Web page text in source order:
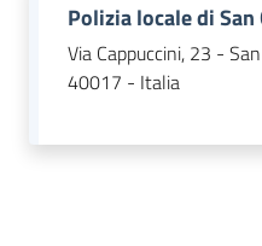
Polizia locale di
Via Cappuccini, 23 -
40017 - Italia